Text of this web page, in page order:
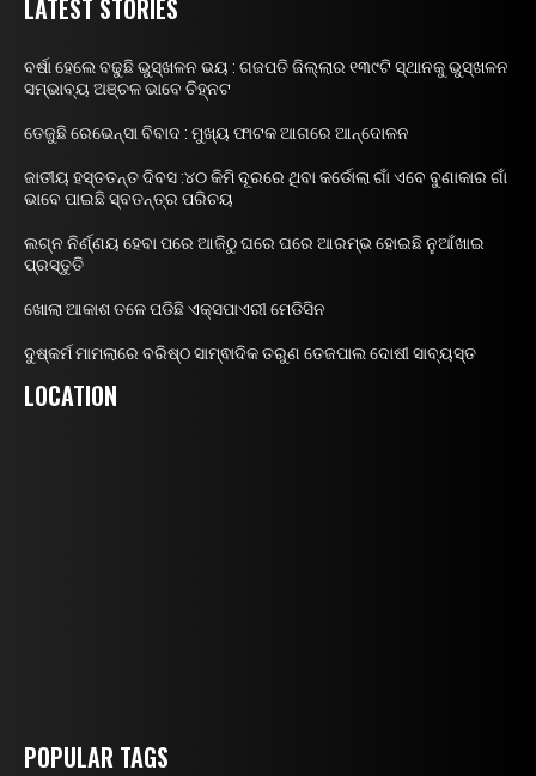
LATEST STORIES
ବର୍ଷା ହେଲେ ବଢୁଛି ଭୁସ୍ଖଳନ ଭୟ : ଗଜପତି ଜିଲ୍ଲାର ୧୩୯ଟି ସ୍ଥାନକୁ ଭୁସ୍ଖଳନ
ସମ୍ଭାବ୍ୟ ଅଞ୍ଚଳ ଭାବେ ଚିହ୍ନଟ
ତେଜୁଛି ରେଭେନ୍ସା ବିବାଦ : ମୁଖ୍ୟ ଫାଟକ ଆଗରେ ଆନ୍ଦୋଳନ
ଜାତୀୟ ହସ୍ତତନ୍ତ ଦିବସ :୪୦ କିମି ଦୂରରେ ଥିବା କର୍ଡୋଲା ଗାଁ ଏବେ ବୁଣାକାର ଗାଁ
ଭାବେ ପାଇଛି ସ୍ବତନ୍ତ୍ର ପରିଚୟ
ଲଗ୍ନ ନିର୍ଣ୍ଣୟ ହେବା ପରେ ଆଜିଠୁ ଘରେ ଘରେ ଆରମ୍ଭ ହୋଇଛି ନୁଆଁଖାଇ
ପ୍ରସ୍ତୁତି
ଖୋଲା ଆକାଶ ତଳେ ପଡିଛି ଏକ୍ସପାଏରୀ ମେଡିସିନ
ଦୁଷ୍କର୍ମ ମାମଲାରେ ବରିଷ୍ଠ ସାମ୍ଵାଦିକ ତରୁଣ ତେଜପାଲ ଦୋଷୀ ସାବ୍ୟସ୍ତ
LOCATION
POPULAR TAGS